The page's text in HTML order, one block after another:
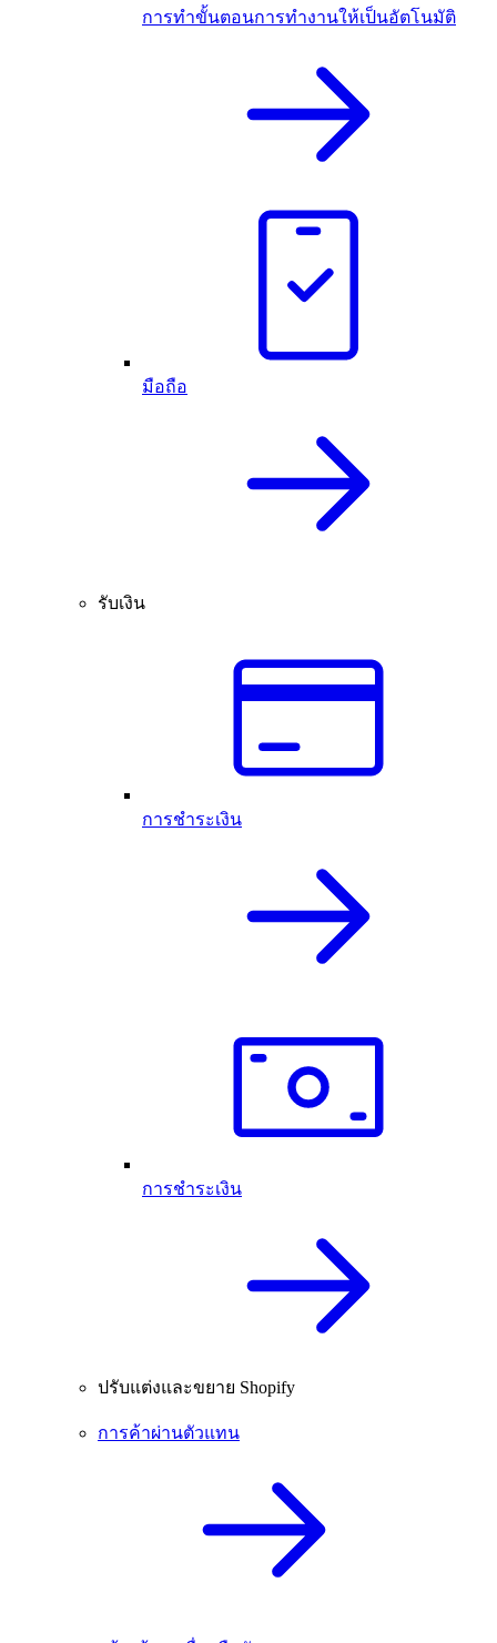
การทำขั้นตอนการทำงานให้เป็นอัตโนมัติ
มือถือ
รับเงิน
การชำระเงิน
การชำระเงิน
ปรับแต่งและขยาย Shopify
การค้าผ่านตัวแทน